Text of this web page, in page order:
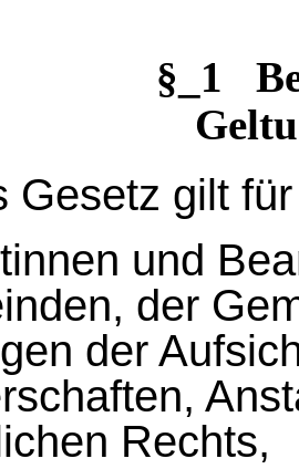
§_1
Gesetz gilt für
und
der
der
Rechts,